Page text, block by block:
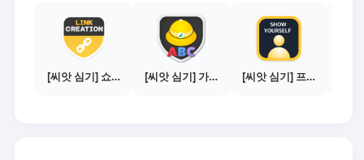
[씨앗 심기] 쇼핑몰 링크 발급하기 - 제휴몰 10곳 [씨앗 심기] 가이드보기 - 매체별 활동 가이드 [씨앗 심기] 프로필 사진 등록하기